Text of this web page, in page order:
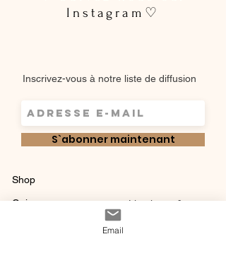
Instagram♡
Inscrivez-vous à notre liste de diffusion
S`abonner maintenant
Shop
Qui sommes-
instagram
Livraisons & retours
Email